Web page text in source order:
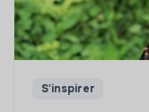
S'inspirer